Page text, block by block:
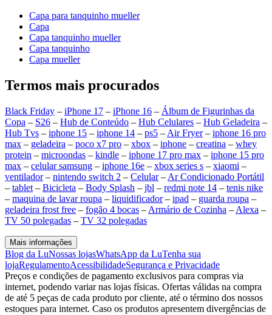
Capa para tanquinho mueller
Capa
Capa tanquinho mueller
Capa tanquinho
Capa mueller
Termos mais procurados
Black Friday – iPhone 17 – iPhone 16 – Álbum de Figurinhas da
Copa – S26 – Hub de Conteúdo – Hub Celulares – Hub Geladeira –
Hub Tvs – iphone 15 – iphone 14 – ps5 – Air Fryer– iphone 16 pro
max – geladeira – poco x7 pro – xbox – iphone – creatina – whey
protein – microondas – kindle – iphone 17 pro max – iphone 15 pro
max – celular samsung – iphone 16e – xbox series s – xiaomi –
ventilador– nintendo switch 2 – Celular– Ar Condicionado Portátil
– tablet – Bicicleta – Body Splash – jbl – redmi note 14 – tenis nike
– maquina de lavar roupa – liquidificador– ipad – guarda roupa –
geladeira frost free – fogão 4 bocas – Armário de Cozinha – Alexa –
TV 50 polegadas – TV 32 polegadas
Mais informações
Blog da LuNossas lojasWhatsApp da LuTenha sua
lojaRegulamentoAcessibilidadeSegurança e Privacidade
Preços e condições de pagamento exclusivos para compras via
internet, podendo variar nas lojas físicas. Ofertas válidas na compra
de até 5 peças de cada produto por cliente, até o término dos nossos
estoques para internet. Caso os produtos apresentem divergências de